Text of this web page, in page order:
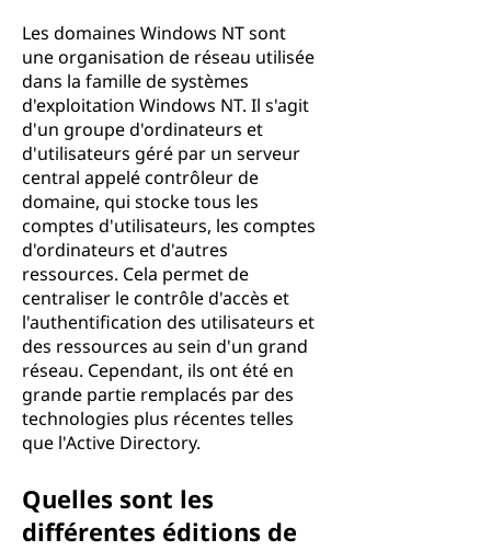
Les domaines Windows NT sont
une organisation de réseau utilisée
dans la famille de systèmes
d'exploitation Windows NT. Il s'agit
d'un groupe d'ordinateurs et
d'utilisateurs géré par un serveur
central appelé contrôleur de
domaine, qui stocke tous les
comptes d'utilisateurs, les comptes
d'ordinateurs et d'autres
ressources. Cela permet de
centraliser le contrôle d'accès et
l'authentification des utilisateurs et
des ressources au sein d'un grand
réseau. Cependant, ils ont été en
grande partie remplacés par des
technologies plus récentes telles
que l'Active Directory.
Quelles sont les
différentes éditions de